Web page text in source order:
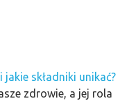
składniki unikać?
zdrowie, a jej rola